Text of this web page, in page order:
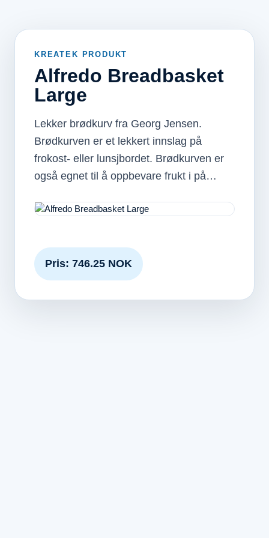
KREATEK PRODUKT
Alfredo Breadbasket
Large
Lekker brødkurv fra Georg Jensen.
Brødkurven er et lekkert innslag på
frokost- eller lunsjbordet. Brødkurven er
også egnet til å oppbevare frukt i på…
Pris: 746.25 NOK